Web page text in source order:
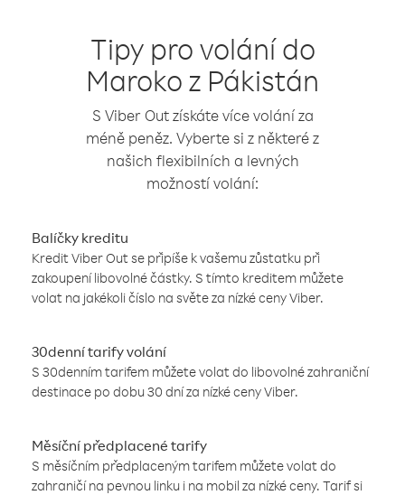
Tipy pro volání do
Maroko z Pákistán
S Viber Out získáte více volání za
méně peněz. Vyberte si z některé z
našich flexibilních a levných
možností volání:
Balíčky kreditu
Kredit Viber Out se připíše k vašemu zůstatku při
zakoupení libovolné částky. S tímto kreditem můžete
volat na jakékoli číslo na světe za nízké ceny Viber.
30denní tarify volání
S 30denním tarifem můžete volat do libovolné zahraniční
destinace po dobu 30 dní za nízké ceny Viber.
Měsíční předplacené tarify
S měsíčním předplaceným tarifem můžete volat do
zahraničí na pevnou linku i na mobil za nízké ceny. Tarif si